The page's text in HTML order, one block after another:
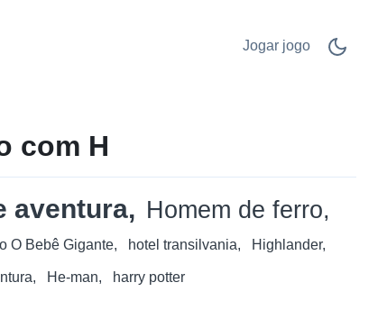
Jogar jogo
com H
aventura Homem de ferro
O Bebê Gigante hotel transilvania Highlander
He-man harry potter